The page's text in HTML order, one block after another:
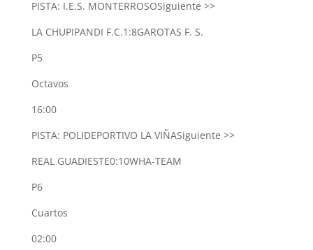
PISTA: I.E.S. MONTERROSOSiguiente >>
LA CHUPIPANDI F.C.1:8GAROTAS F. S.
P5
Octavos
16:00
PISTA: POLIDEPORTIVO LA VIÑASiguiente >>
REAL GUADIESTE0:10WHA-TEAM
P6
Cuartos
02:00